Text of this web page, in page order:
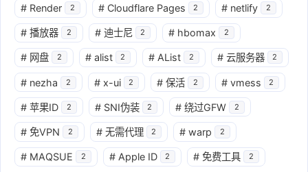
# Render 2 # Cloudflare Pages 2 # netlify 2
# 播放器 2 # 迪士尼 2 # hbomax 2
# 网盘 2 # alist 2 # AList 2 # 云服务器 2
# nezha 2 # x-ui 2 # 保活 2 # vmess 2
# 苹果ID 2 # SNI伪装 2 # 绕过GFW 2
# 免VPN 2 # 无需代理 2 # warp 2
# MAQSUE 2 # Apple ID 2 # 免费工具 2